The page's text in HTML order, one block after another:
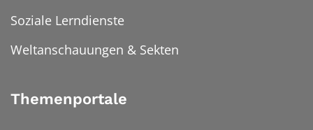
Soziale Lerndienste
Weltanschauungen & Sekten
Themenportale